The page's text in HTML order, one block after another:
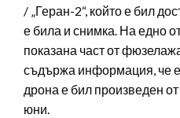
/ „Геран-2“, който е бил
е била и снимка. На едно
показана част от
съдържа информация, че
дрона е бил произведен
юни.